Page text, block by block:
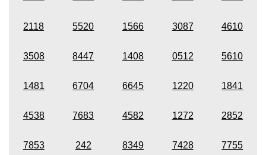
2118 5520 1566 3087 4610
3508 8447 1408 0512 5610
1481 6704 6645 1220 1841
4538 7683 4582 1272 2852
7853 242 8349 7428 7755